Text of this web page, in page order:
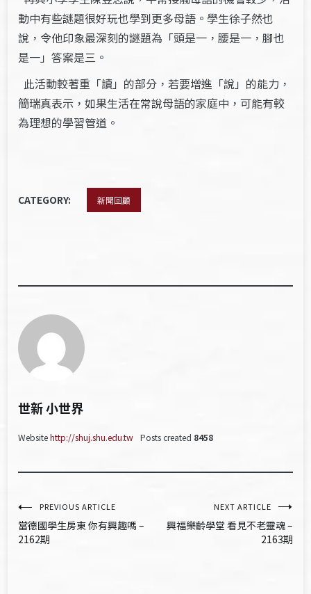
動中有些謎題很好玩也學到更多母語。學生徐子然也
說，令他印象最深刻的謎題為「頭是一，腰是一，腳也
是一」答案是三。
此活動較著重「讀」的部分，若要增進「說」的能力，
簡瑞真表示，如果生活在常說母語的家庭中，可能有較
為理想的學習管道。
CATEGORY: 新聞回顧
世新 小世界
Websitehttp://shuj.shu.edu.tw Posts created 8458
文
章
PREVIOUS ARTICLE
當德國學生房東 你有興趣嗎 –
2162期
NEXT ARTICLE
興福樂齡學堂 看見不老靈魂 –
2163期